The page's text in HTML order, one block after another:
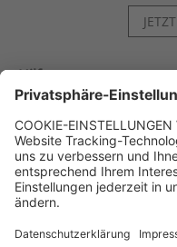
Hilfe
Kontakt
Kategorien